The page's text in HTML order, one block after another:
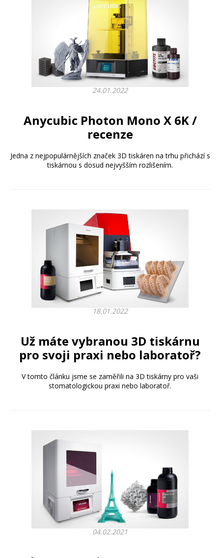
24.01.2022
Anycubic Photon Mono X 6K /
recenze
Jedna z nejpopulárnějších značek 3D tiskáren na trhu přichází s
tiskárnou s dosud nejvyšším rozlišením.
18.01.2022
Už máte vybranou 3D tiskárnu
pro svoji praxi nebo laboratoř?
V tomto článku jsme se zaměřili na 3D tiskárny pro vaši
stomatologickou praxi nebo laboratoř.
04.02.2021